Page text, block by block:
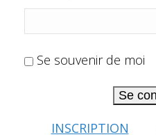
Se souvenir de moi
Se
INSCRIPTION